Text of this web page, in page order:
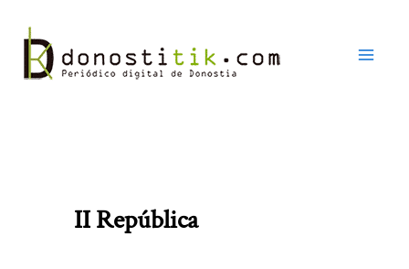
contenido
II República